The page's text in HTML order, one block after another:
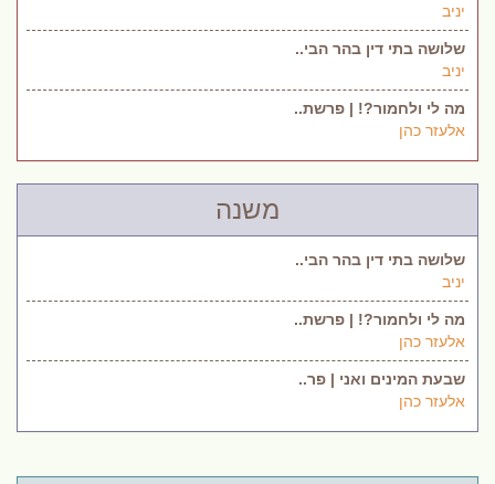
יניב
שלושה בתי דין בהר הבי..
יניב
מה לי ולחמור?! | פרשת..
אלעזר כהן
משנה
שלושה בתי דין בהר הבי..
יניב
מה לי ולחמור?! | פרשת..
אלעזר כהן
שבעת המינים ואני | פר..
אלעזר כהן